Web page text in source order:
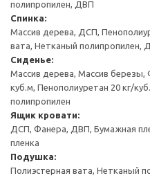
полипропилен, ДВП
Спинка:
Массив дерева, ДСП,
вата, Нетканый полипропилен,
Сиденье:
Массив дерева, Массив березы,
куб.м, Пенополиуретан 20 кг/
полипропилен
Ящик кровати:
ДСП, Фанера, ДВП, Бумажная
пленка
Подушка:
Полиэстерная вата, Нетканый